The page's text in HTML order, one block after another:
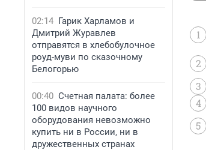
02:14 Гарик Харламов и
Дмитрий Журавлев
отправятся в хлебобулочное
роуд-муви по сказочному
Белогорью
00:40 Счетная палата: более
100 видов научного
оборудования невозможно
купить ни в России, ни в
дружественных странах
1
2
3
4
5